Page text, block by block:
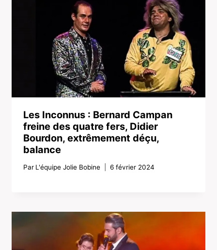
Les Inconnus : Bernard Campan
freine des quatre fers, Didier
Bourdon, extrêmement déçu,
balance
Par L'équipe Jolie Bobine 6 février 2024